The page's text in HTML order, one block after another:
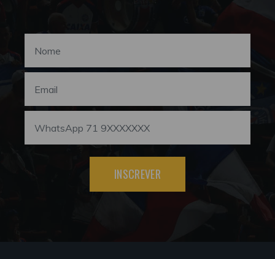
INSCREVER